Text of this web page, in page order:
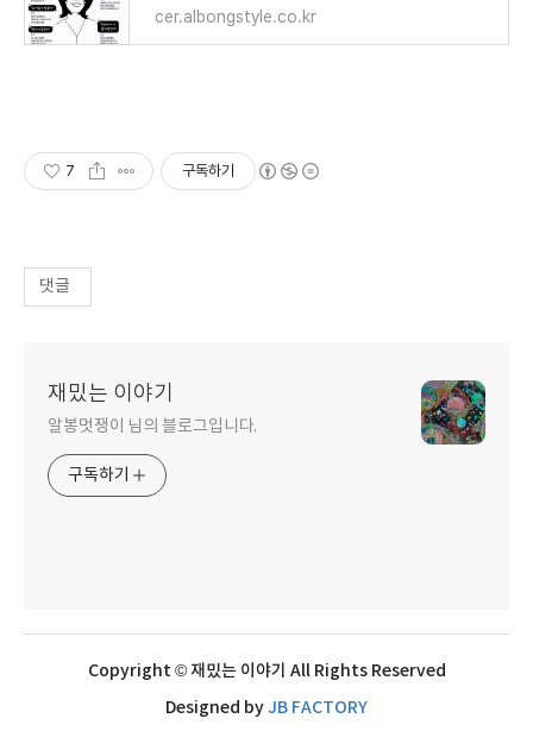
cer.albongstyle.co.kr
7 구독하기
댓글
재밌는 이야기
알봉멋쟁이 님의 블로그입니다.
구독하기
Copyright © 재밌는 이야기 All Rights Reserved
Designed byJB FACTORY